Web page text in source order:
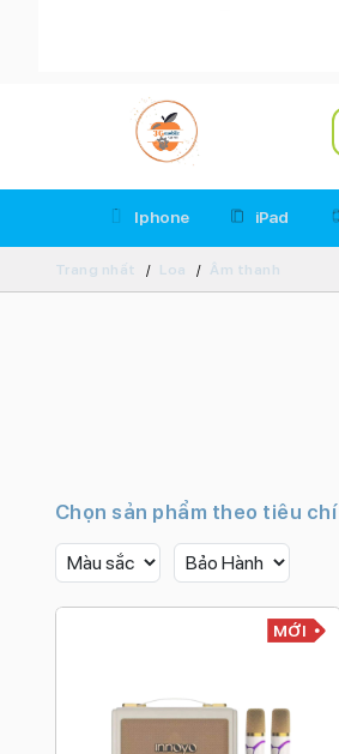
Iphone iPad
Trang nhất Loa Âm thanh
Chọn sản phẩm theo tiêu chí
MỚI